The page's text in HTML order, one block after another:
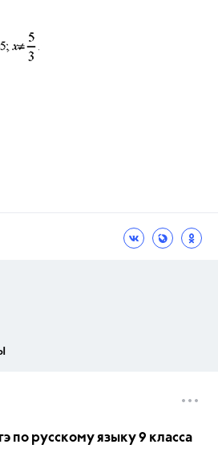
по русскому языку 9 класса